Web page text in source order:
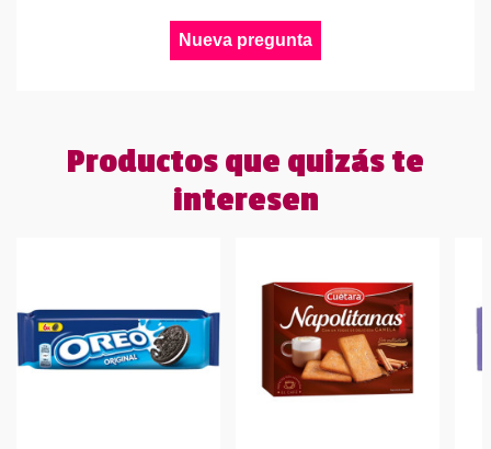
Nueva pregunta
Productos que quizás te
interesen